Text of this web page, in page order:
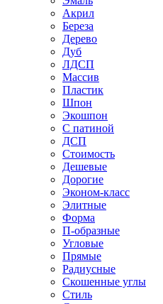
Акрил
Береза
Дерево
Дуб
ЛДСП
Массив
Пластик
Шпон
Экошпон
С патиной
ДСП
Стоимость
Дешевые
Дорогие
Эконом-класс
Элитные
Форма
П-образные
Угловые
Прямые
Радиусные
Скошенные углы
Стиль